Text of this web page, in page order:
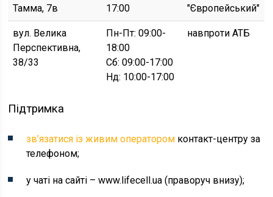
Тамма, 7в
17:00
"Європейський"
вул. Велика
Перспективна,
38/33
Пн-Пт: 09:00-
18:00
Сб: 09:00-17:00
Нд: 10:00-17:00
навпроти АТБ
Підтримка
зв’язатися із живим оператором контакт-центру за
телефоном;
у чаті на сайті – www.lifecell.ua (праворуч внизу);